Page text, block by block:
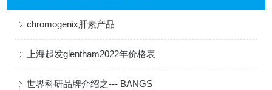
chromogenix肝素产品
上海起发glentham2022年价格表
世界科研品牌介绍之--- BANGS